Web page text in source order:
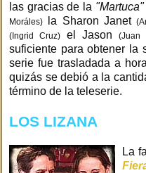
las gracias de la "Martuca"
Moráles)
la Sharon Janet
(Ingrid Cruz) el Jason (Juan
suficiente para obtener la
serie fue trasladada a
quizás se debió a la
término de la teleserie.
LOS LIZANA
La